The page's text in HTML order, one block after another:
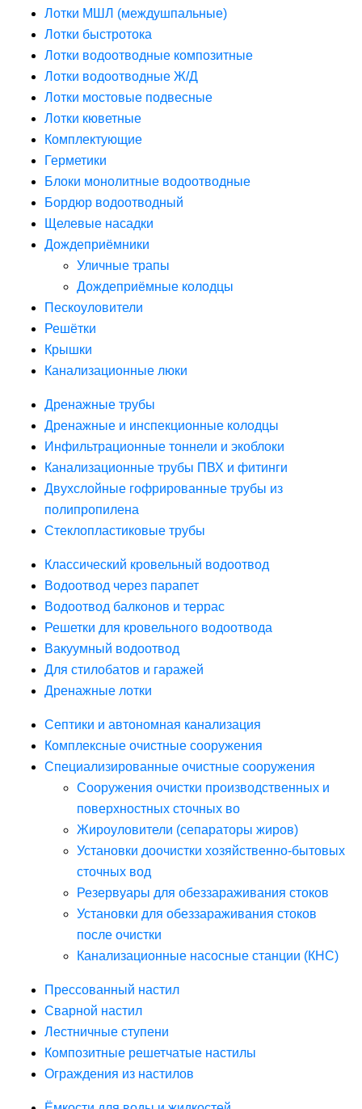
Лотки МШЛ (междушпальные)
Лотки быстротока
Лотки водоотводные композитные
Лотки водоотводные Ж/Д
Лотки мостовые подвесные
Лотки кюветные
Комплектующие
Герметики
Блоки монолитные водоотводные
Бордюр водоотводный
Щелевые насадки
Дождеприёмники
Уличные трапы
Дождеприёмные колодцы
Пескоуловители
Решётки
Крышки
Канализационные люки
Дренажные трубы
Дренажные и инспекционные колодцы
Инфильтрационные тоннели и экоблоки
Канализационные трубы ПВХ и фитинги
Двухслойные гофрированные трубы из
полипропилена
Стеклопластиковые трубы
Классический кровельный водоотвод
Водоотвод через парапет
Водоотвод балконов и террас
Решетки для кровельного водоотвода
Вакуумный водоотвод
Для стилобатов и гаражей
Дренажные лотки
Септики и автономная канализация
Комплексные очистные сооружения
Специализированные очистные сооружения
Сооружения очистки производственных и
поверхностных сточных во
Жироуловители (сепараторы жиров)
Установки доочистки хозяйственно-бытовых
сточных вод
Резервуары для обеззараживания стоков
Установки для обеззараживания стоков
после очистки
Канализационные насосные станции (КНС)
Прессованный настил
Сварной настил
Лестничные ступени
Композитные решетчатые настилы
Ограждения из настилов